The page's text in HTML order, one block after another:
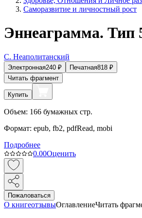
Саморазвитие и личностный рост
Эннеаграмма. Тип
С. Неаполитанский
Электронная240 ₽ Печатная818 ₽
Читать фрагмент
Купить
Объем: 166 бумажных стр.
Формат: epub, fb2, pdfRead, mobi
Подробнее
0.00Оценить
Пожаловаться
О книгеотзывыОглавлениеЧитать